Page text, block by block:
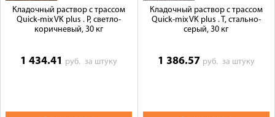
Кладочный раствор с трассом
Quick-mix VK plus . P, светло-
коричневый, 30 кг
1 434.41 руб.за штуку
Кладочный раствор с трассом
Quick-mix VK plus . T, стально-
серый, 30 кг
1 386.57 руб. за штуку